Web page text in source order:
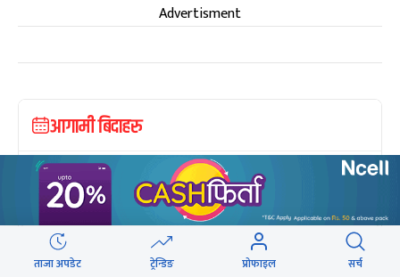
Advertisment
आगामी बिदाहरु
१२
शुक्र
जनै पूर्णिमा
भाद्र १२, २०८३-Aug 28, 2026
२१ दिन बाँकी
१९
शुक्र
श्रीकृष्ण जन्माष्टमी व्रत
Sep 4, 2026
२८ दिन बाँकी
ताजा अपडेट
ट्रेन्डिङ प्रोफाइल सर्च